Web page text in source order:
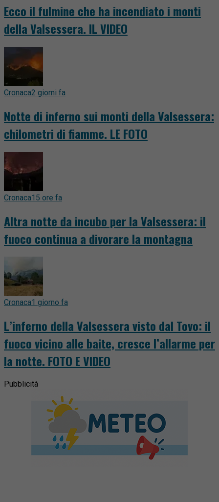
Ecco il fulmine che ha incendiato i monti
della Valsessera. IL VIDEO
Cronaca2 giorni fa
Notte di inferno sui monti della Valsessera:
chilometri di fiamme. LE FOTO
Cronaca15 ore fa
Altra notte da incubo per la Valsessera: il
fuoco continua a divorare la montagna
Cronaca1 giorno fa
L’inferno della Valsessera visto dal Tovo: il
fuoco vicino alle baite, cresce l’allarme per
la notte. FOTO E VIDEO
Pubblicità